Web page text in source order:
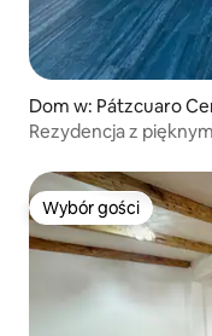
Dom w: Pátzcuaro
Rezydencja z
Wybór gości
Wybór gości